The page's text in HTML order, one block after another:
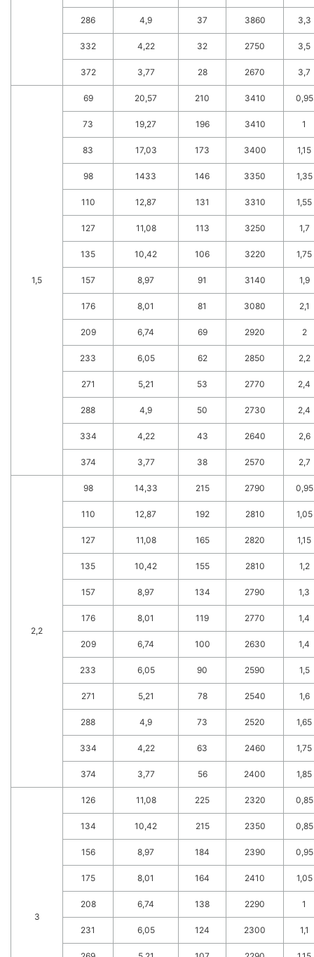
286 4,9 37 3860 3,3
332 4,22 32 2750 3,5
372 3,77 28 2670 3,7
1,5
69 20,57 210 3410 0,95
73 19,27 196 3410 1
83 17,03 173 3400 1,15
98 1433 146 3350 1,35
110 12,87 131 3310 1,55
127 11,08 113 3250 1,7
135 10,42 106 3220 1,75
157 8,97 91 3140 1,9
176 8,01 81 3080 2,1
209 6,74 69 2920 2
233 6,05 62 2850 2,2
271 5,21 53 2770 2,4
288 4,9 50 2730 2,4
334 4,22 43 2640 2,6
374 3,77 38 2570 2,7
2,2
98 14,33 215 2790 0,95
110 12,87 192 2810 1,05
127 11,08 165 2820 1,15
135 10,42 155 2810 1,2
157 8,97 134 2790 1,3
176 8,01 119 2770 1,4
209 6,74 100 2630 1,4
233 6,05 90 2590 1,5
271 5,21 78 2540 1,6
288 4,9 73 2520 1,65
334 4,22 63 2460 1,75
374 3,77 56 2400 1,85
3
126 11,08 225 2320 0,85
134 10,42 215 2350 0,85
156 8,97 184 2390 0,95
175 8,01 164 2410 1,05
208 6,74 138 2290 1
231 6,05 124 2300 1,1